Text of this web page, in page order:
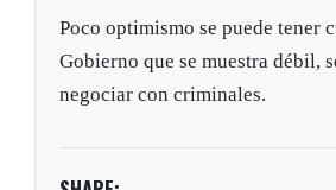
Poco optimismo se puede tener
Gobierno que se muestra débil,
negociar con criminales.